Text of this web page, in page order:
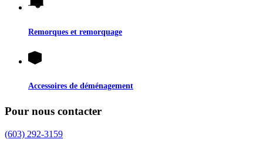
Remorques et remorquage
Accessoires de déménagement
Pour nous contacter
(603) 292-3159